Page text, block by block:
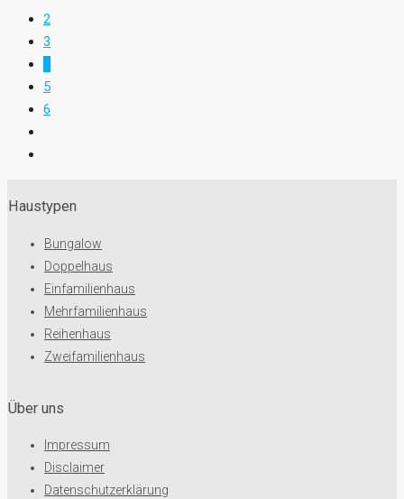
2
3
5
6
Haustypen
Bungalow
Doppelhaus
Einfamilienhaus
Mehrfamilienhaus
Reihenhaus
Zweifamilienhaus
Über uns
Impressum
Disclaimer
Datenschutzerklärung